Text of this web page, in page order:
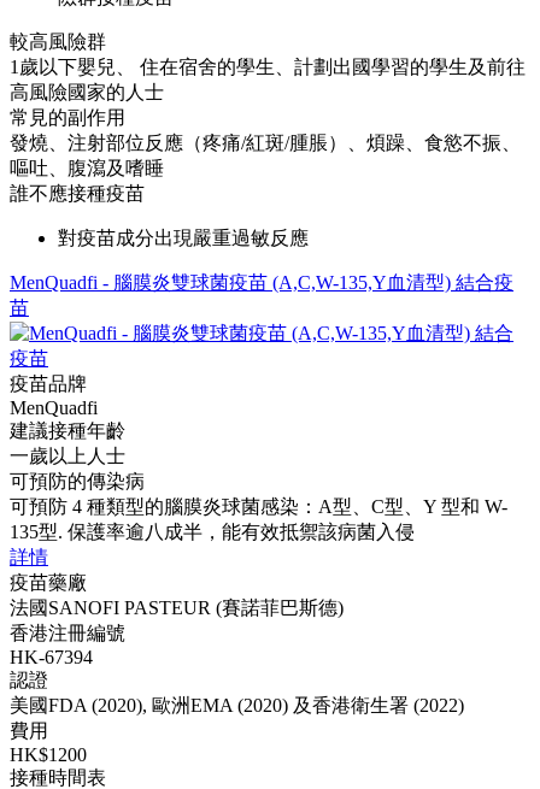
較高風險群
1歲以下嬰兒、 住在宿舍的學生、計劃出國學習的學生及前往
高風險國家的人士
常見的副作用
發燒、注射部位反應（疼痛/紅斑/腫脹）、煩躁、食慾不振、
嘔吐、腹瀉及嗜睡
誰不應接種疫苗
對疫苗成分出現嚴重過敏反應
MenQuadfi - 腦膜炎雙球菌疫苗 (A,C,W-135,Y血清型) 結合疫
苗
疫苗品牌
MenQuadfi
建議接種年齡
一歲以上人士
可預防的傳染病
可預防 4 種類型的腦膜炎球菌感染：A型、C型、Y 型和 W-
135型. 保護率逾八成半，能有效抵禦該病菌入侵
詳情
疫苗藥廠
法國SANOFI PASTEUR (賽諾菲巴斯德)
香港注冊編號
HK-67394
認證
美國FDA (2020), 歐洲EMA (2020) 及香港衛生署 (2022)
費用
HK$1200
接種時間表